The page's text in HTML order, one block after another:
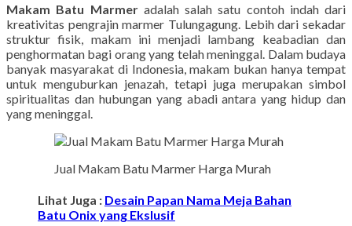
Makam Batu Marmeradalah salah satu contoh indah dari
kreativitas pengrajin marmer Tulungagung. Lebih dari sekadar
struktur fisik, makam ini menjadi lambang keabadian dan
penghormatan bagi orang yang telah meninggal. Dalam budaya
banyak masyarakat di Indonesia, makam bukan hanya tempat
untuk menguburkan jenazah, tetapi juga merupakan simbol
spiritualitas dan hubungan yang abadi antara yang hidup dan
yang meninggal.
Jual Makam Batu Marmer Harga Murah
Lihat Juga : Desain Papan Nama Meja Bahan
Batu Onix yang Ekslusif